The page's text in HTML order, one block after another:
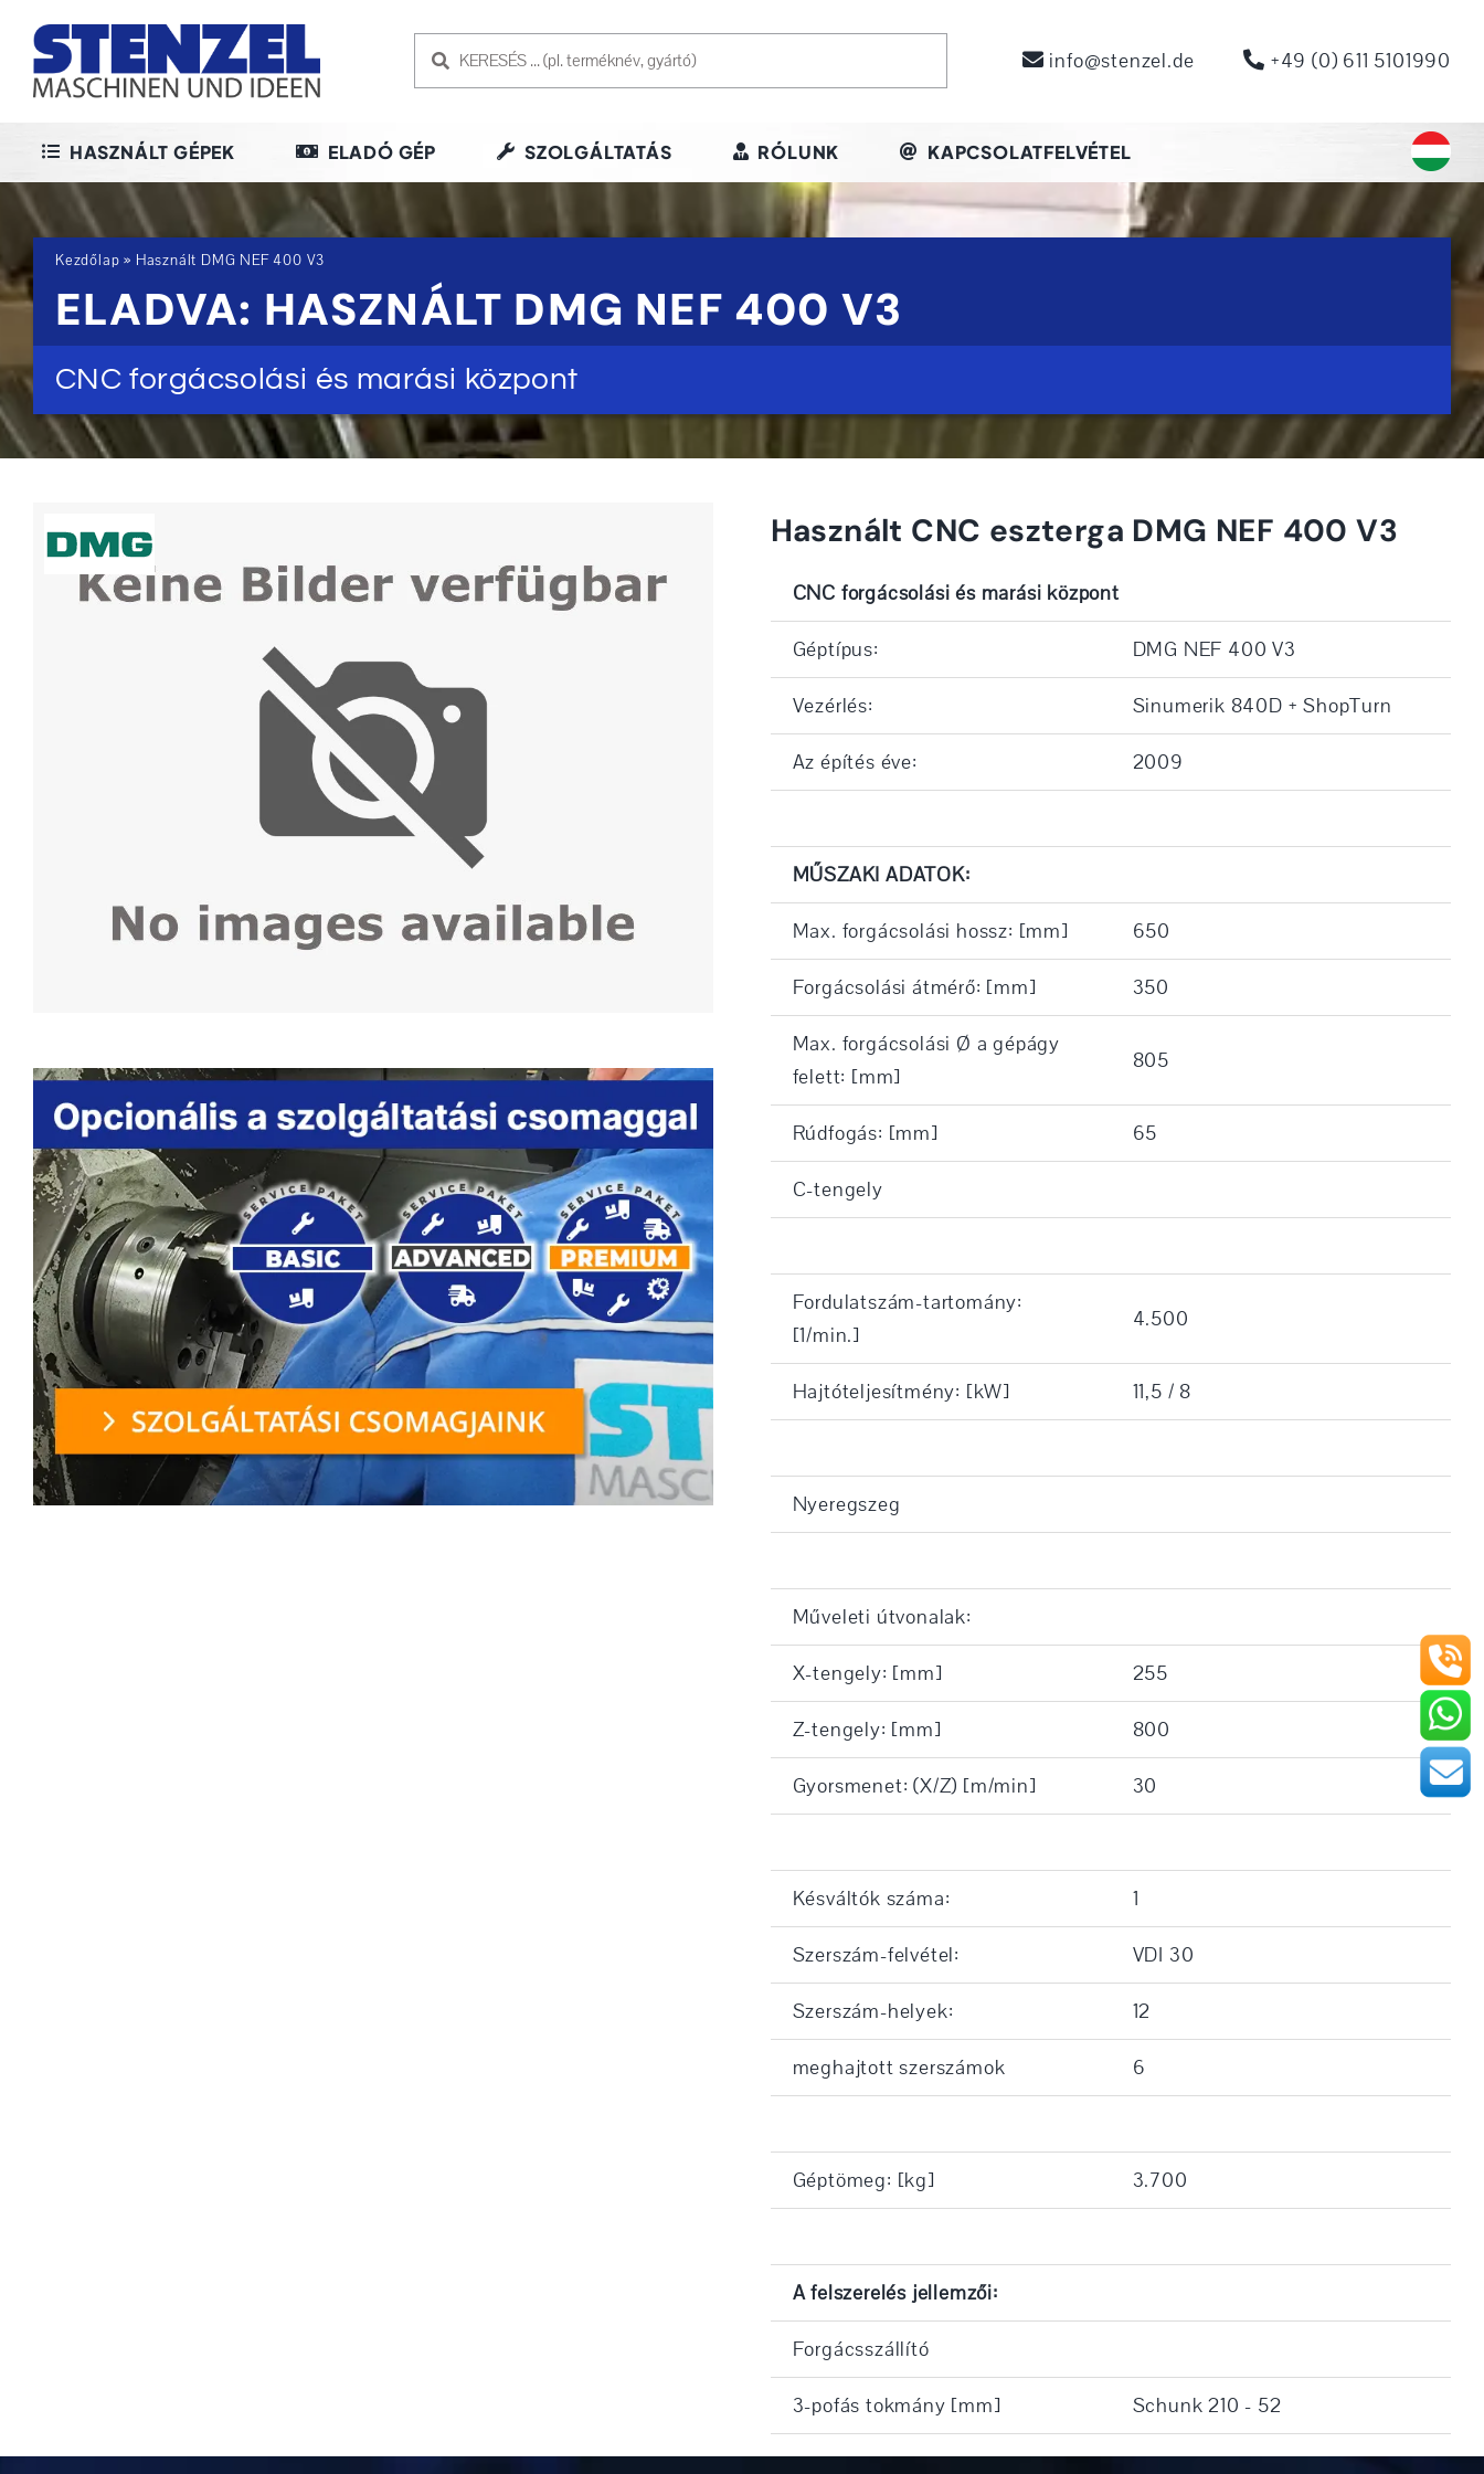
content
info@stenzel.de +49 (0) 611 5101990
HASZNÁLT GÉPEK ELADÓ GÉP SZOLGÁLTATÁS RÓLUNK KAPCSOLATFELVÉTEL
Kezdőlap » Használt DMG NEF 400 V3
ELADVA: HASZNÁLT DMG NEF 400 V3
CNC forgácsolási és marási központ
Használt CNC eszterga DMG NEF 400 V3
CNC forgácsolási és marási központ
Géptípus: DMG NEF 400 V3
Vezérlés: Sinumerik 840D + ShopTurn
Az építés éve: 2009
MŰSZAKI ADATOK:
Max. forgácsolási hossz: [mm] 650
Forgácsolási átmérő: [mm] 350
Max. forgácsolási Ø a gépágy
felett: [mm]
805
Rúdfogás: [mm] 65
C-tengely
Fordulatszám-tartomány:
[1/min.]
4.500
Hajtóteljesítmény: [kW] 11,5 / 8
Nyeregszeg
Műveleti útvonalak:
X-tengely: [mm] 255
Z-tengely: [mm] 800
Gyorsmenet: (X/Z) [m/min] 30
Késváltók száma: 1
Szerszám-felvétel: VDI 30
Szerszám-helyek: 12
meghajtott szerszámok 6
Géptömeg: [kg] 3.700
A felszerelés jellemzői:
Forgácsszállító
3-pofás tokmány [mm] Schunk 210 - 52